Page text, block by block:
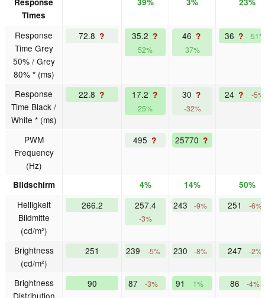
Times
Response
Time Grey
50% / Grey
80% * (ms)
72.8 ? 35.2 ?
52%
46 ?
37%
36 ? 51%
Response
Time Black /
White * (ms)
22.8 ? 17.2 ?
25%
30 ?
-32%
24 ? -5%
PWM
Frequency
(Hz)
495 ? 25770 ?
Bildschirm 4% 14% 50%
Helligkeit
Bildmitte
(cd/m²)
266.2 257.4
-3%
243 -9% 251 -6%
Brightness
(cd/m²)
251 239 -5% 230 -8% 247 -2%
Brightness
90 87 -3% 91 1% 86 -4%